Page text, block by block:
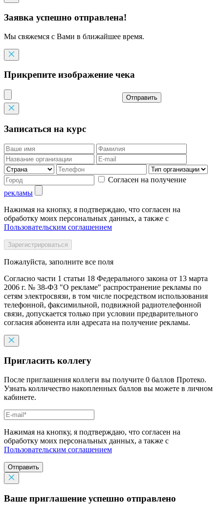
Заявка успешно отправлена!
Мы свяжемся с Вами в ближайшее время.
Прикрепите изображение чека
Отправить
Записаться на курс
Согласен на получение
рекламы
Нажимая на кнопку, я подтверждаю, что согласен на
обработку моих персональных данных, а также с
Пользовательским соглашением
Пожалуйста, заполните все поля
Согласно части 1 статьи 18 Федерального закона от 13 марта
2006 г. № 38-ФЗ "О рекламе" распространение рекламы по
сетям электросвязи, в том числе посредством использования
телефонной, факсимильной, подвижной радиотелефонной
связи, допускается только при условии предварительного
согласия абонента или адресата на получение рекламы.
Пригласить коллегу
После приглашения коллеги вы получите 0 баллов Протеко.
Узнать колличество накопленных баллов вы можете в личном
кабинете.
Нажимая на кнопку, я подтверждаю, что согласен на
обработку моих персональных данных, а также с
Пользовательским соглашением
Отправить
Ваше приглашение успешно отправлено